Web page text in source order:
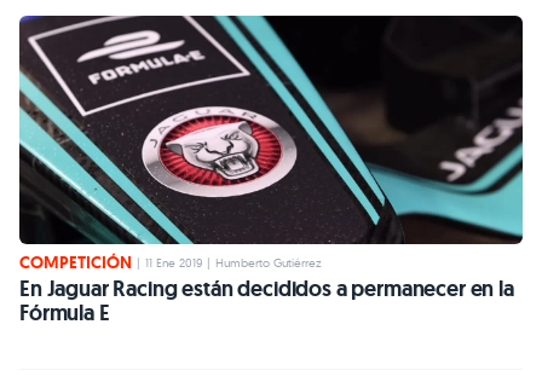
COMPETICIÓN | 11 Ene 2019 | Humberto Gutiérrez
En Jaguar Racing están decididos a permanecer en la
Fórmula E